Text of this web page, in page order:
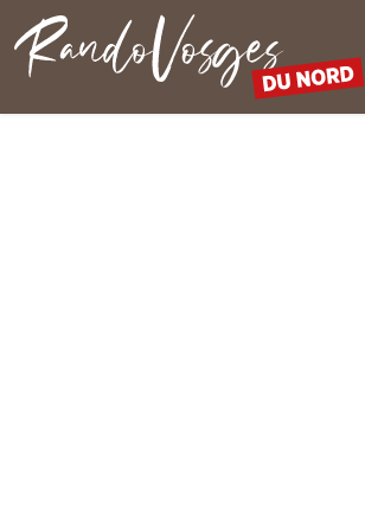
Rando Vosges du Nord